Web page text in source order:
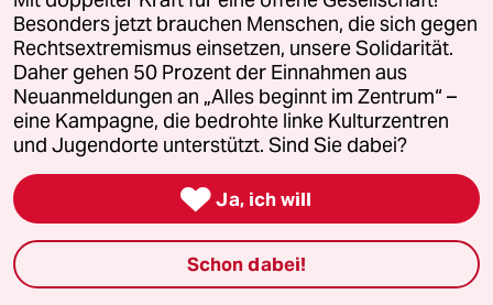
Aussenseiter und Gegner selbst heran und wird
immer schärfere Massnahmen für immer
grössere Probleme ergreifen.
L Lehmayer
31.10.2013,19:46 Uhr
@Sokrates:
Alles hat ein Ende nur die Wurst hat
Besonders jetzt brauchen Menschen, die sich gegen
Rechtsextremismus einsetzen, unsere Solidarität.
Daher gehen 50 Prozent der Einnahmen aus
Neuanmeldungen an „Alles beginnt im Zentrum“ –
eine Kampagne, die bedrohte linke Kulturzentren
und Jugendorte unterstützt. Sind Sie dabei?
 Ja, ich will
Schon dabei!